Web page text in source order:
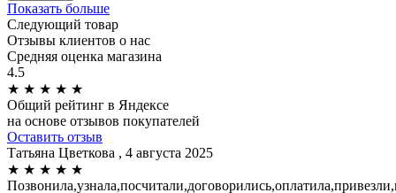
Показать больше
Следующий товар
Отзывы клиентов о нас
Средняя оценка магазина
4.5
★ ★ ★ ★ ★
Общий рейтинг в Яндексе
на основе отзывов покупателей
Оставить отзыв
Татьяна Цветкова , 4 августа 2025
★ ★ ★ ★ ★